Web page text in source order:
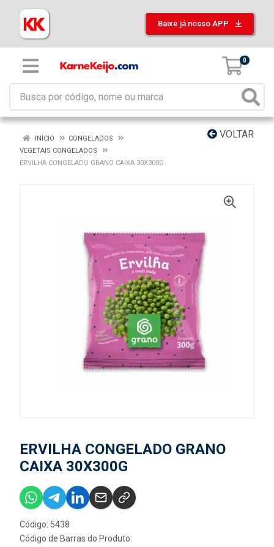
Baixe já nosso APP
0
VOLTAR
INÍCIO
CONGELADOS
VEGETAIS CONGELADOS
ERVILHA CONGELADO GRANO CAIXA 30X300G
ERVILHA CONGELADO GRANO
CAIXA 30X300G
Código: 5438
Código de Barras do Produto: